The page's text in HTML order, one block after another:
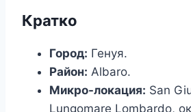
Кратко
Город: Генуя.
Район: Albaro.
Микро-локация: San
Lungomare Lombardo,